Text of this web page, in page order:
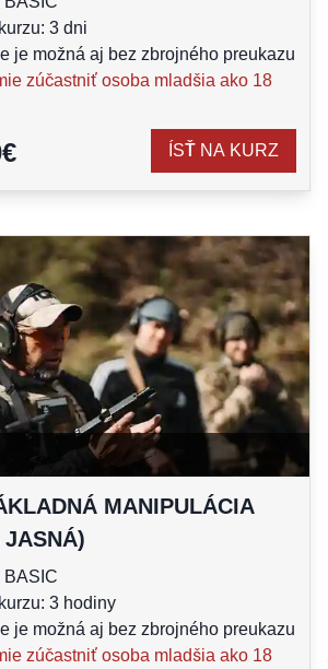
3 dni
je možná aj bez zbrojného preukazu
zúčastniť osoba mladšia ako 18
€ ÍSŤ NA KURZ
MANIPULÁCIA
JASNÁ)
BASIC
3 hodiny
je možná aj bez zbrojného preukazu
zúčastniť osoba mladšia ako 18